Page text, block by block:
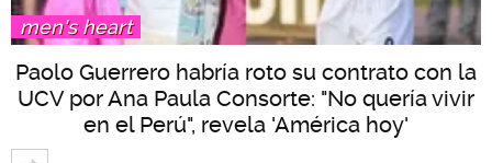
men's heart
Paolo Guerrero habría roto su contrato con la
UCV por Ana Paula Consorte: "No quería vivir
en el Perú", revela 'América hoy'